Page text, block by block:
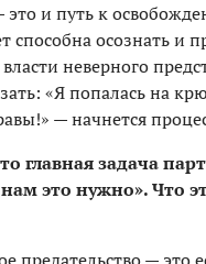
и путь к
способна осознать и
неверного
«Я попалась на
— начнется
главная задача
это нужно». Что